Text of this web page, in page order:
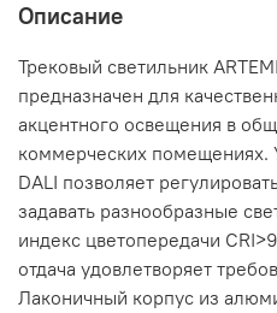
Описание
Трековый светильник
предназначен для
акцентного освещения в
коммерческих помещениях.
DALI позволяет
задавать разнообразные
индекс цветопередачи
отдача удовлетворяет
Лаконичный корпус из